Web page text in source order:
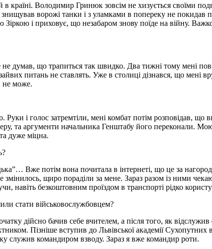
країні. Володимир Гринюк зовсім не хизується своїми
ворожі танки і з уламками в попереку не
Зіркою і приховує, що незабаром знову поїде на війну.
думав, що трапиться так швидко. Два тижні тому мені
питань не ставлять. Уже в столиці дізнався, що мені
не може.
і голос затремтіли, мені комбат потім розповідав, що
та аргументи начальника Генштабу його переконали.
дуже міцна.
Вже потім вона почитала в інтернеті, що це за
змінилось, щиро пораділи за мене. Зараз разом із ними
навіть безкоштовним проїздом в транспорті рідко
стати військовослужбовцем?
дійсно бачив себе вчителем, а після того, як
Пізніше вступив до Львівської академії Сухопутних
служив командиром взводу. Зараз я вже командир роти.